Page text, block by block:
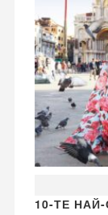
10-ТЕ